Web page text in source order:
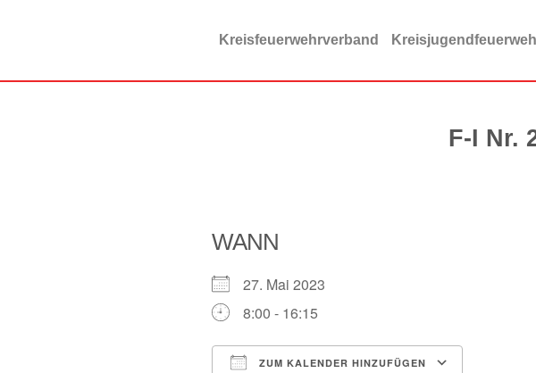
Kreisfeuerwehrverband
F-I Nr.
WANN
27. Mai 2023
8:00 - 16:15
ZUM KALENDER HINZUFÜGEN